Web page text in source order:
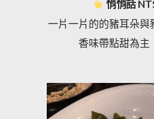
悄悄話
一片一片的的豬耳朵與
香味帶點甜為主